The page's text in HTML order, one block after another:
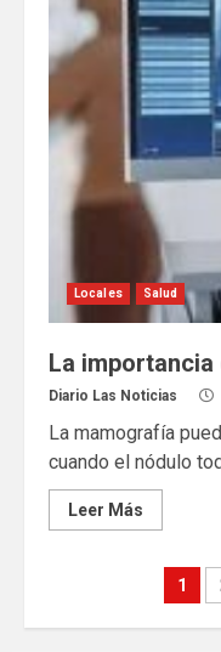
Locales Salud
La
Diario Las Noticias
La mamografía
cuando el nódulo
Leer Más
de
1